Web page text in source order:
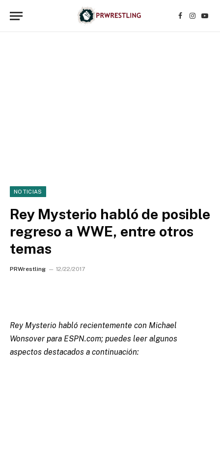
Facebook
NOTICIAS
Rey Mysterio habló de posible
regreso a WWE, entre otros
temas
PRWrestling 12/22/2017
Rey Mysterio habló recientemente con Michael
Wonsover para ESPN.com; puedes leer algunos
aspectos destacados a continuación: